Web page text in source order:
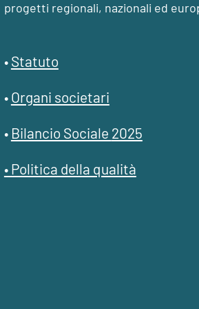
progetti regionali, nazionali ed
• Statuto
• Organi societari
• Bilancio Sociale​ 2025
• Politica della qualità